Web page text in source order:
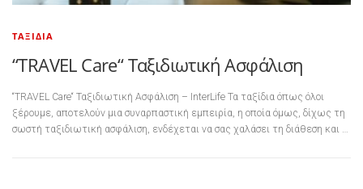
ΤΑΞΊΔΙΑ
“TRAVEL Care“ Ταξιδιωτική Ασφάλιση
“TRAVEL Care“ Ταξιδιωτική Ασφάλιση – InterLife Τα ταξίδια όπως όλοι
ξέρουμε, αποτελούν μια συναρπαστική εμπειρία, η οποία όμως, δίχως τη
σωστή ταξιδιωτική ασφάλιση, ενδέχεται να σας χαλάσει τη διάθεση και …